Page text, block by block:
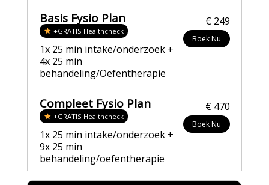
Basis Fysio Plan
+GRATIS Healthcheck
1x 25 min intake/onderzoek +
4x 25 min
behandeling/Oefentherapie
€ 249
Boek Nu
Compleet Fysio Plan
+GRATIS Healthcheck
1x 25 min intake/onderzoek +
9x 25 min
behandeling/oefentherapie
€ 470
Boek Nu